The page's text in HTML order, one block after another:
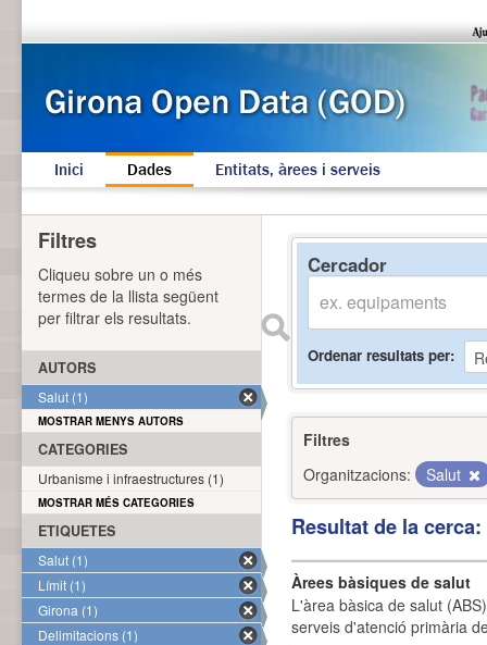
Inici Dades Entitats, àrees i serveis
Cercador
Ordenar resultats per
Filtres
Organitzacions:
Salut
Resultat de la
Àrees bàsiques de salut
L'àrea bàsica de salut
serveis d'atenció primària
Filtres
Cliqueu sobre un o més
termes de la llista següent
per filtrar els resultats.
AUTORS
Salut (1)
MOSTRAR MENYS AUTORS
CATEGORIES
Urbanisme i infraestructures (1)
MOSTRAR MÉS CATEGORIES
ETIQUETES
Salut (1)
Límit (1)
Girona (1)
Delimitacions (1)